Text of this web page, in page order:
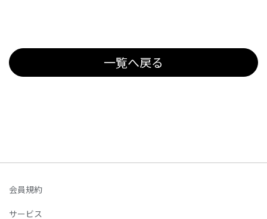
一覧へ戻る
会員規約
サービス